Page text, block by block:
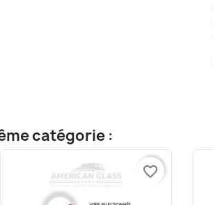
catégorie :
favorite_border